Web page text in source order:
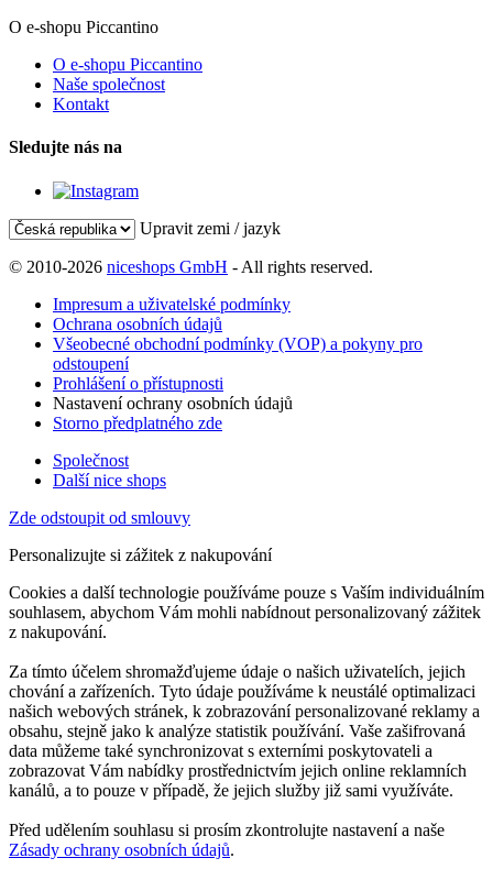
O e-shopu Piccantino
O e-shopu Piccantino
Naše společnost
Kontakt
Sledujte nás na
Upravit zemi / jazyk
© 2010-2026 niceshops GmbH - All rights reserved.
Impresum a uživatelské podmínky
Ochrana osobních údajů
Všeobecné obchodní podmínky (VOP) a pokyny pro
odstoupení
Prohlášení o přístupnosti
Nastavení ochrany osobních údajů
Storno předplatného zde
Společnost
Další nice shops
Zde odstoupit od smlouvy
Personalizujte si zážitek z nakupování
Cookies a další technologie používáme pouze s Vaším individuálním
souhlasem, abychom Vám mohli nabídnout personalizovaný zážitek
z nakupování.
Za tímto účelem shromažďujeme údaje o našich uživatelích, jejich
chování a zařízeních. Tyto údaje používáme k neustálé optimalizaci
našich webových stránek, k zobrazování personalizované reklamy a
obsahu, stejně jako k analýze statistik používání. Vaše zašifrovaná
data můžeme také synchronizovat s externími poskytovateli a
zobrazovat Vám nabídky prostřednictvím jejich online reklamních
kanálů, a to pouze v případě, že jejich služby již sami využíváte.
Před udělením souhlasu si prosím zkontrolujte nastavení a naše
Zásady ochrany osobních údajů.